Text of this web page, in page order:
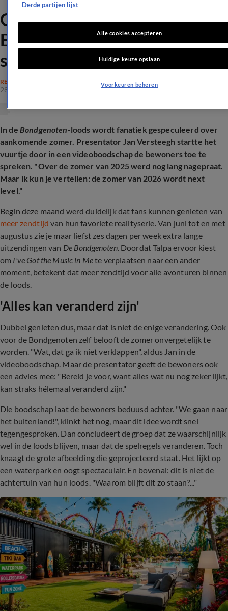
Grote veranderingen in De
Bondgenoten: bewoners
speculeren erop los
REALITY
28 apr 2026, 11:53
In de Bondgenoten-loods wordt fanatiek gespeculeerd over
aankomende zomer. Presentator Jan Versteegh startte het
vuurtje door in een videoboodschap de bewoners toe te
spreken. "Over de zomer van 2025 werd nog lang nagepraat.
Maar ik kun je vertellen: de zomer van 2026 wordt next
level."
Begin deze maand werd duidelijk dat fans kunnen genieten van
meer zendtijdvan hun favoriete realityserie. Van juni tot en met
augustus zie je maar liefst zes dagen per week extra lange
uitzendingen van De Bondgenoten. DoordatTalpa ervoor kiest
om I've Got the Music in Mete verplaatsen naar een ander
moment, betekent dat meer zendtijd voor alle avonturen binnen
de loods.
'Alles kan veranderd zijn'
Dubbel genieten dus, maar dat is niet de enige verandering. Ook
voor de Bondgenoten zelf belooft de zomer onvergetelijk te
worden. "Wat, dat ga ik niet verklappen", aldus Jan in de
videoboodschap. Maar de presentator geeft de bewoners ook
een advies mee: "Bereid je voor, want alles wat nu nog zeker lijkt,
kan straks hélemaal veranderd zijn."
Die boodschap laat de bewoners beduusd achter. "We gaan naar
het buitenland!", klinkt het nog, maar dit idee wordt snel
tegengesproken. Dan concludeert de groep dat ze waarschijnlijk
wel in de loods blijven, maar dat de spelregels veranderen. Toch
knaagt de grote afbeelding die geprojecteerd staat. Het lijkt op
een waterpark en oogt spectaculair. En bovenal: dit is niet de
achtertuin van hun loods. "Waarom blijft dit zo staan?..."
Derde partijen lijst
Alle cookies accepteren
Huidige keuze opslaan
Voorkeuren beheren